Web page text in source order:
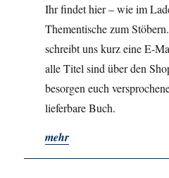
Ihr findet hier – wie im
Thementische zum
schreibt uns kurz eine E-
alle Titel sind über den
besorgen euch
lieferbare Buch.
mehr